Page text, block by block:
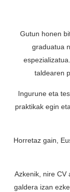
Gutun honen
graduatua
taldearen
Ingurune eta
praktikak egin
Horretaz gain,
Azkenik, nire CV
galdera izan